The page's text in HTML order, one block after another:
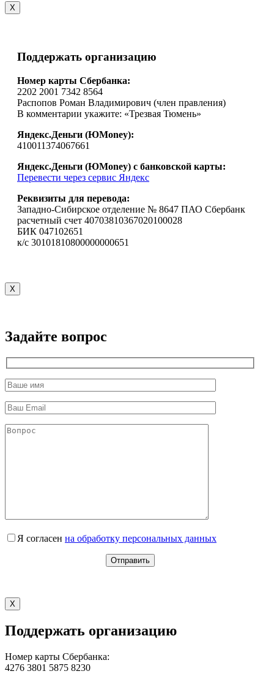
X
Поддержать организацию
Номер карты Сбербанка:
2202 2001 7342 8564
Распопов Роман Владимирович (член правления)
В комментарии укажите: «Трезвая Тюмень»
Яндекс.Деньги (ЮMoney):
410011374067661
Яндекс.Деньги (ЮMoney) с банковской карты:
Перевести через сервис Яндекс
Реквизиты для перевода:
Западно-Сибирское отделение № 8647 ПАО Сбербанк
расчетный счет 40703810367020100028
БИК 047102651
к/с 30101810800000000651
X
Задайте вопрос
Я согласен на обработку персональных данных
X
Поддержать организацию
Номер карты Сбербанка:
4276 3801 5875 8230